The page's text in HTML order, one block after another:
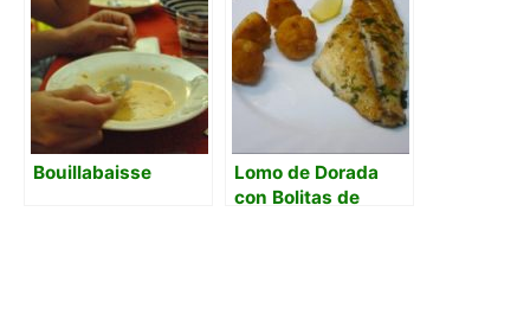
Bouillabaisse
Lomo de Dorada
con Bolitas de